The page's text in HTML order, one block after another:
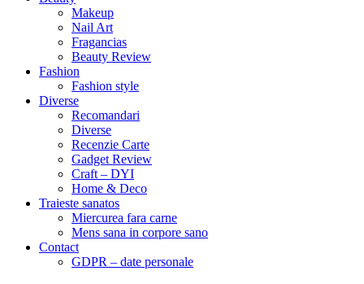
Makeup
Nail Art
Fragancias
Beauty Review
Fashion
Fashion style
Diverse
Recomandari
Diverse
Recenzie Carte
Gadget Review
Craft – DYI
Home & Deco
Traieste sanatos
Miercurea fara carne
Mens sana in corpore sano
Contact
GDPR – date personale